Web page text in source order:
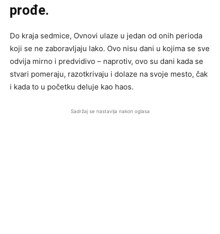
prođe.
Do kraja sedmice, Ovnovi ulaze u jedan od onih perioda
koji se ne zaboravljaju lako. Ovo nisu dani u kojima se sve
odvija mirno i predvidivo – naprotiv, ovo su dani kada se
stvari pomeraju, razotkrivaju i dolaze na svoje mesto, čak
i kada to u početku deluje kao haos.
Sadržaj se nastavlja nakon oglasa